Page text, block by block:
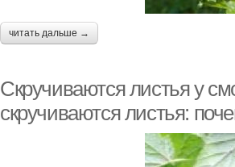
читать дальше →
Скручиваются листья у
скручиваются листья: